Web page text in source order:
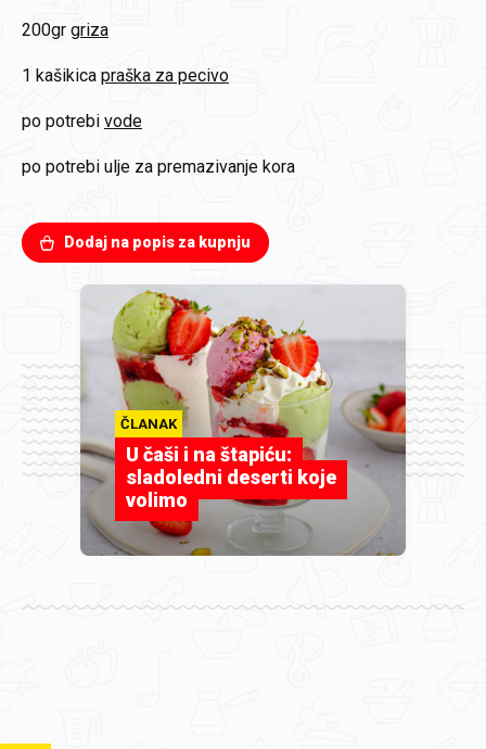
200gr griza
1 kašikica praška za pecivo
po potrebi vode
po potrebi ulje za premazivanje kora
Dodaj na popis za kupnju
ČLANAK
U čaši i na štapiću:
sladoledni deserti koje
volimo